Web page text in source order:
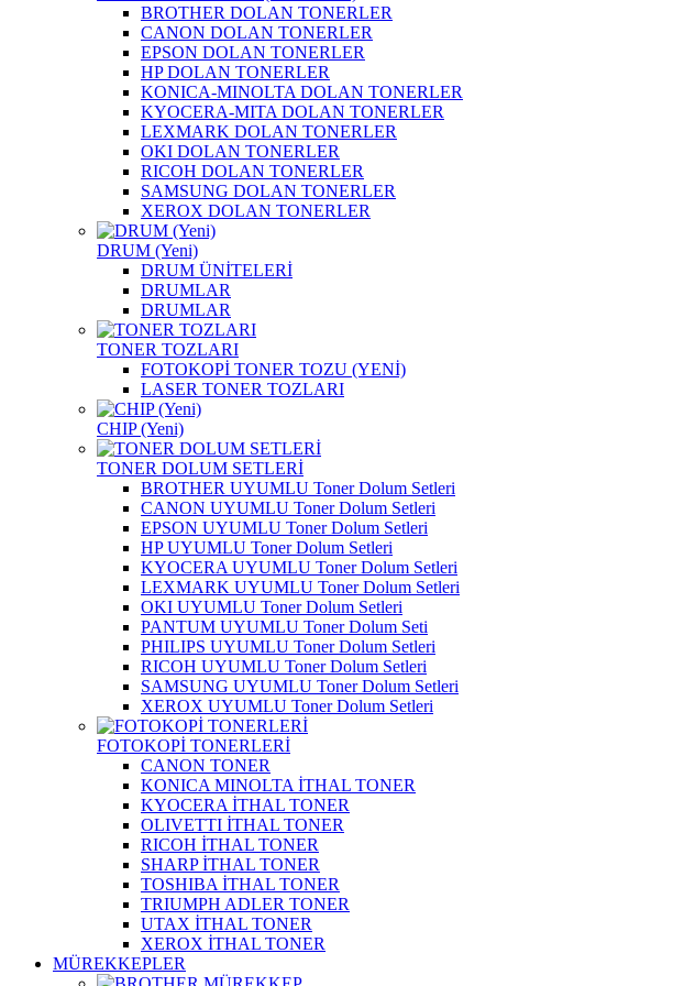
BROTHER DOLAN TONERLER
CANON DOLAN TONERLER
EPSON DOLAN TONERLER
HP DOLAN TONERLER
KONICA-MINOLTA DOLAN TONERLER
KYOCERA-MITA DOLAN TONERLER
LEXMARK DOLAN TONERLER
OKI DOLAN TONERLER
RICOH DOLAN TONERLER
SAMSUNG DOLAN TONERLER
XEROX DOLAN TONERLER
DRUM (Yeni)
DRUM ÜNİTELERİ
DRUMLAR
DRUMLAR
TONER TOZLARI
FOTOKOPİ TONER TOZU (YENİ)
LASER TONER TOZLARI
CHIP (Yeni)
TONER DOLUM SETLERİ
BROTHER UYUMLU Toner Dolum Setleri
CANON UYUMLU Toner Dolum Setleri
EPSON UYUMLU Toner Dolum Setleri
HP UYUMLU Toner Dolum Setleri
KYOCERA UYUMLU Toner Dolum Setleri
LEXMARK UYUMLU Toner Dolum Setleri
OKI UYUMLU Toner Dolum Setleri
PANTUM UYUMLU Toner Dolum Seti
PHILIPS UYUMLU Toner Dolum Setleri
RICOH UYUMLU Toner Dolum Setleri
SAMSUNG UYUMLU Toner Dolum Setleri
XEROX UYUMLU Toner Dolum Setleri
FOTOKOPİ TONERLERİ
CANON TONER
KONICA MINOLTA İTHAL TONER
KYOCERA İTHAL TONER
OLIVETTI İTHAL TONER
RICOH İTHAL TONER
SHARP İTHAL TONER
TOSHIBA İTHAL TONER
TRIUMPH ADLER TONER
UTAX İTHAL TONER
XEROX İTHAL TONER
MÜREKKEPLER